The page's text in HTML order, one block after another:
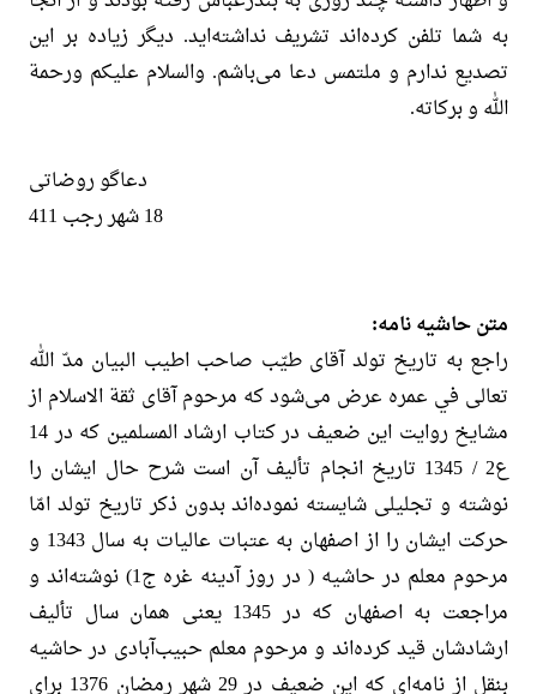
به شما تلفن کرده‌اند تشریف نداشته‌اید. دیگر زیاده بر این
تصدیع ندارم و ملتمس دعا می‌باشم. والسلام علیکم ورحمة
الله و برکاته.
دعاگو روضاتی
18 شهر رجب 411
متن حاشیه نامه:
راجع به تاریخ تولد آقای طیّب صاحب اطیب البیان مدّ الله
تعالی في عمره عرض می‌شود که مرحوم آقای ثقة الاسلام از
مشایخ روایت این ضعیف در کتاب ارشاد المسلمین که در 14
ع2 / 1345 تاریخ انجام تألیف آن است شرح حال ایشان را
نوشته و تجلیلی شایسته نموده‌اند بدون ذکر تاریخ تولد امّا
حرکت ایشان را از اصفهان به عتبات عالیات به سال 1343 و
مرحوم معلم در حاشیه ( در روز آدینه غره ج1) نوشته‌اند و
مراجعت به اصفهان که در 1345 یعنی همان سال تألیف
ارشادشان قید کرده‌اند و مرحوم معلم حبیب‌آبادی در حاشیه
بنقل از نامه‌ای که این ضعیف در 29 شهر رمضان 1376 برای